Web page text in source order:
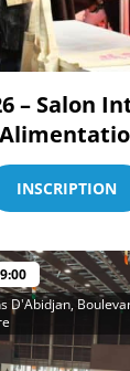
– Salon
INSCRIPTION
D'Abidjan,